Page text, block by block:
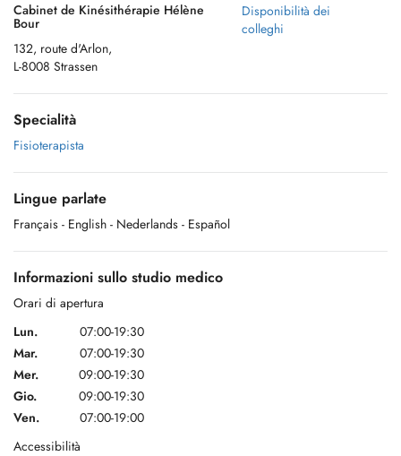
Cabinet de Kinésithérapie Hélène
Bour
132, route d'Arlon,
L-8008 Strassen
Disponibilità dei
colleghi
Specialità
Fisioterapista
Lingue parlate
Français - English - Nederlands - Español
Informazioni sullo studio medico
Orari di apertura
Lun.
07:00-19:30
Mar.
07:00-19:30
Mer.
09:00-19:30
Gio.
09:00-19:30
Ven.
07:00-19:00
Accessibilità